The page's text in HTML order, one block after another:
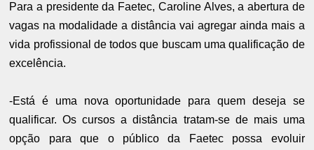
Para a presidente da Faetec, Caroline Alves, a abertura de
vagas na modalidade a distância vai agregar ainda mais a
vida profissional de todos que buscam uma qualificação de
excelência.
-Está é uma nova oportunidade para quem deseja se
qualificar. Os cursos a distância tratam-se de mais uma
opção para que o público da Faetec possa evoluir